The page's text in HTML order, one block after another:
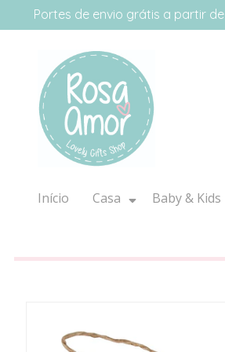
Portes de envio grátis a partir de
Início Casa Baby & Kids